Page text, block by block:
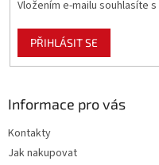
Vložením e-mailu souhlasíte s
PŘIHLÁSIT SE
Informace pro vás
Kontakty
Jak nakupovat